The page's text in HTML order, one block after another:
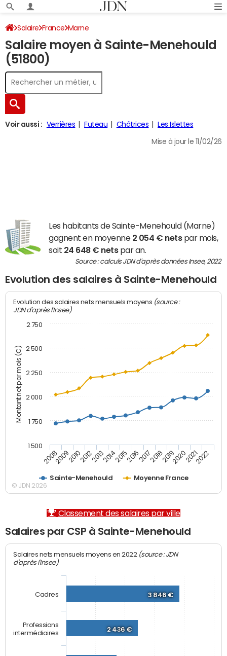
Salaire France Marne
Salaire moyen à Sainte-Menehould
(51800)
Voir aussi : Verrières Futeau Châtrices Les Islettes
Mise à jour le 11/02/26
Les habitants de Sainte-Menehould (Marne)
gagnent en moyenne 2 054 € netspar mois,
soit 24 648 € netspar an.
Source : calculs JDN d'après données Insee, 2022
Evolution des salaires à Sainte-Menehould
Montant net par mois (€)
Evolution des salaires nets mensuels moyens (source :
JDN d'après l'Insee)
Sainte-Menehould Moyenne France
20082009201020122013201420152016201720182019202020212022
1 500
1 750
2 000
2 250
2 500
2 750
© JDN 2026
Classement des salaires par ville
Salaires par CSP à Sainte-Menehould
Salaires nets mensuels moyens en 2022 (source : JDN
d'après l'Insee)
3 846 €
2 436 €
Cadres
Professions
intermédiaires